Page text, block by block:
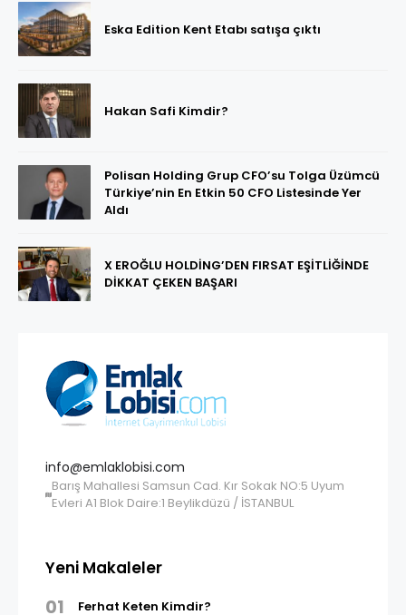
Eska Edition Kent Etabı satışa çıktı
Hakan Safi Kimdir?
Polisan Holding Grup CFO’su Tolga Üzümcü
Türkiye’nin En Etkin 50 CFO Listesinde Yer
Aldı
X EROĞLU HOLDİNG’DEN FIRSAT EŞİTLİĞİNDE
DİKKAT ÇEKEN BAŞARI
info@emlaklobisi.com
Barış Mahallesi Samsun Cad. Kır Sokak NO:5 Uyum
Evleri A1 Blok Daire:1 Beylikdüzü / İSTANBUL
Yeni Makaleler
01 Ferhat Keten Kimdir?